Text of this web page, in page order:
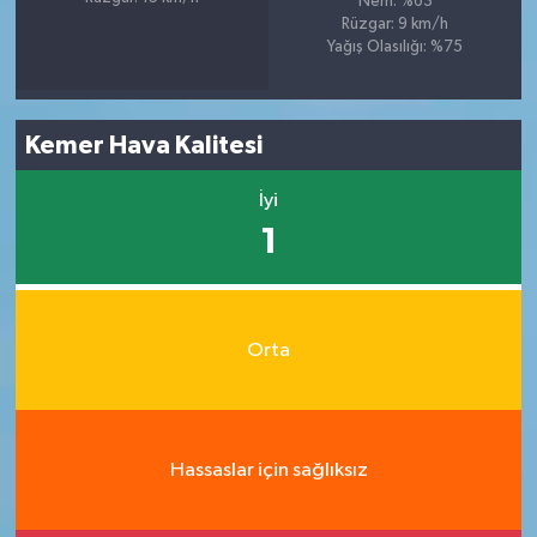
Rüzgar: 9 km/h
Yağış Olasılığı: %75
Kemer Hava Kalitesi
İyi
1
Orta
Hassaslar için sağlıksız